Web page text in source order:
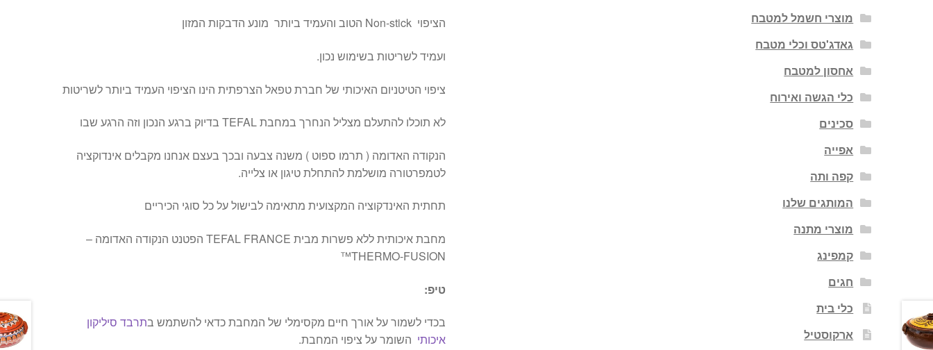
הציפוי Non-stick הטוב והעמיד ביותר מונע הדבקות המזון
ועמיד לשריטות בשימוש נכון.
ציפוי הטיטניום האיכותי של חברת טפאל הצרפתית הינו הציפוי העמיד ביותר לשריטות
לא תוכלו להתעלם מצליל הנחרך במחבת TEFAL בדיוק ברגע הנכון וזה הרגע שבו
הנקודה האדומה ( תרמו ספוט ) משנה צבעה ובכך בעצם אנחנו מקבלים אינדוקציה
לטמפרטורה מושלמת להתחלת טיגון או צלייה.
תחתית האינדקוציה המקצועית מתאימה לבישול על כל סוגי הכיריים
מחבת איכותית ללא פשרות מבית TEFAL FRANCE הפטנט הנקודה האדומה –
THERMO-FUSION™
טיפ:
בכדי לשמור על אורך חיים מקסימלי של המחבת כדאי להשתמש בתרבד סיליקון
איכותי השומר על ציפוי המחבת.
מוצרי חשמל למטבח
גאדג'טס וכלי מטבח
אחסון למטבח
כלי הגשה ואירוח
סכינים
אפייה
קפה ותה
המותגים שלנו
מוצרי מתנה
קמפינג
חגים
כלי בית
ארקוסטיל